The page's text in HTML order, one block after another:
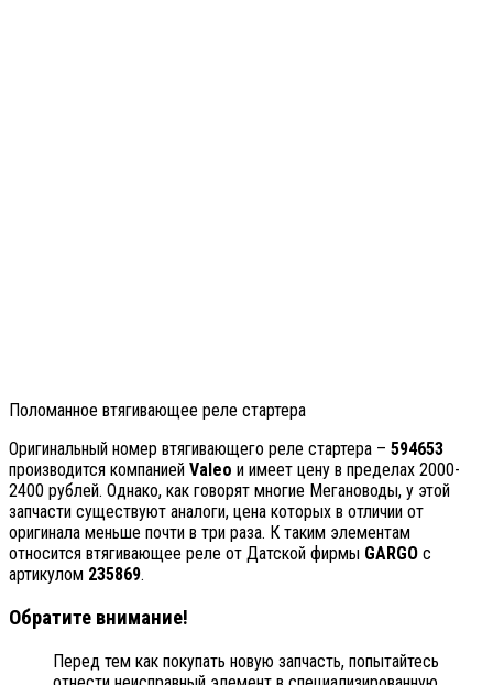
Поломанное втягивающее реле стартера
Оригинальный номер втягивающего реле стартера – 594653
производится компанией Valeo и имеет цену в пределах 2000-
2400 рублей. Однако, как говорят многие Мегановоды, у этой
запчасти существуют аналоги, цена которых в отличии от
оригинала меньше почти в три раза. К таким элементам
относится втягивающее реле от Датской фирмы GARGO с
артикулом 235869.
Обратите внимание!
Перед тем как покупать новую запчасть, попытайтесь